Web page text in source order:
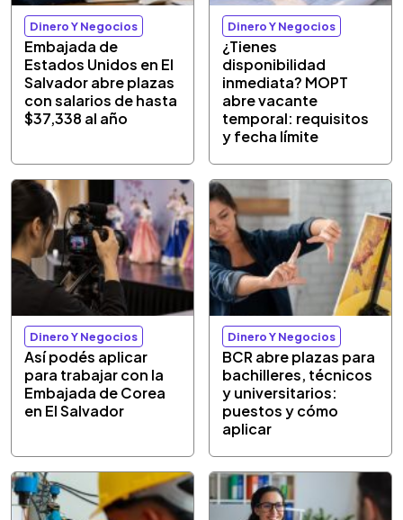
Dinero Y Negocios
Embajada de
Estados Unidos en El
Salvador abre plazas
con salarios de hasta
$37,338 al año
Dinero Y Negocios
¿Tienes
disponibilidad
inmediata? MOPT
abre vacante
temporal: requisitos
y fecha límite
Dinero Y Negocios
Así podés aplicar
para trabajar con la
Embajada de Corea
en El Salvador
Dinero Y Negocios
BCR abre plazas para
bachilleres, técnicos
y universitarios:
puestos y cómo
aplicar